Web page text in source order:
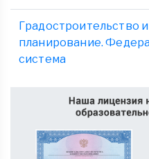
Градостроительство
планирование.
система